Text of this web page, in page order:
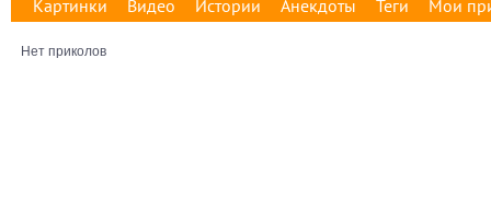
Картинки Видео Истории Анекдоты Теги Мои
Нет приколов